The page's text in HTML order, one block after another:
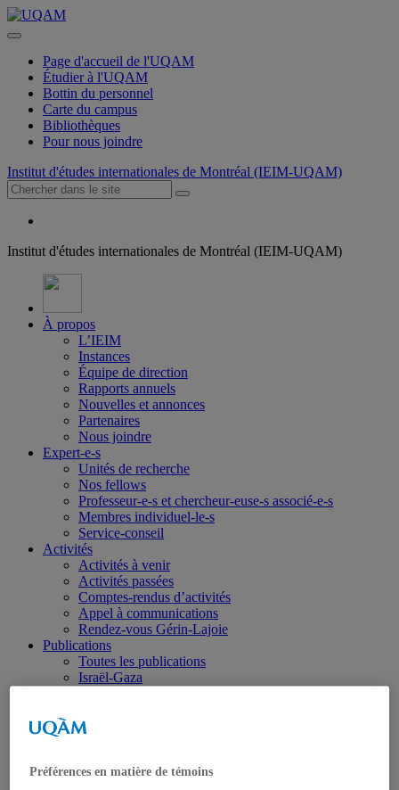
Page d'accueil de l'UQAM
Étudier à l'UQAM
Bottin du personnel
Carte du campus
Bibliothèques
Pour nous joindre
Institut d'études internationales de Montréal (IEIM-UQAM)
Institut d'études internationales de Montréal (IEIM-UQAM)
À propos
L’IEIM
Instances
Équipe de direction
Rapports annuels
Nouvelles et annonces
Partenaires
Nous joindre
Expert-e-s
Unités de recherche
Nos fellows
Professeur-e-s et chercheur-euse-s associé-e-s
Membres individuel-le-s
Service-conseil
Activités
Activités à venir
Activités passées
Comptes-rendus d’activités
Appel à communications
Rendez-vous Gérin-Lajoie
Publications
Toutes les publications
Israël-Gaza
Dans les médias
Balados – Les conférences de l’IEIM
Préférences en matière de témoins